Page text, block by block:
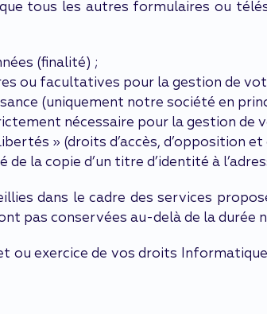
tous les autres formulaires ou
(finalité) ;
ou facultatives pour la gestion de
(uniquement notre société en
nécessaire pour la gestion de
» (droits d’accès, d’opposition
la copie d’un titre d’identité à
dans le cadre des services
pas conservées au-delà de la durée
ou exercice de vos droits